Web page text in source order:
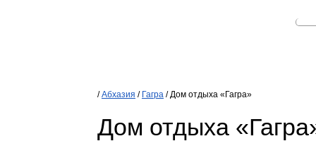
/Абхазия / Гагра / Дом отдыха «Гагра»
Дом отдыха